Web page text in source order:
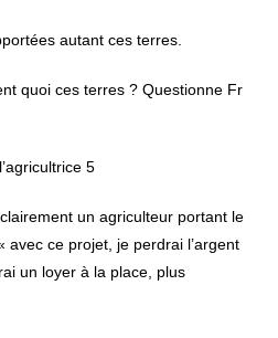
autant ces terres.
quoi ces terres ? Questionne Fr
5
un agriculteur portant le
avec ce projet, je perdrai l’argent
un loyer à la place, plus